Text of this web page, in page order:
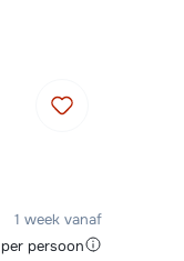
1 week vanaf
per persoon